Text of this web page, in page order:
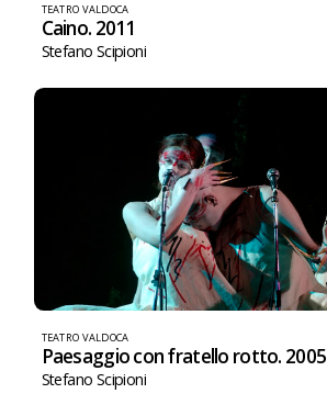
TEATRO VALDOCA
Caino. 2011
Stefano Scipioni
TEATRO VALDOCA
Paesaggio con fratello rotto. 2005
Stefano Scipioni